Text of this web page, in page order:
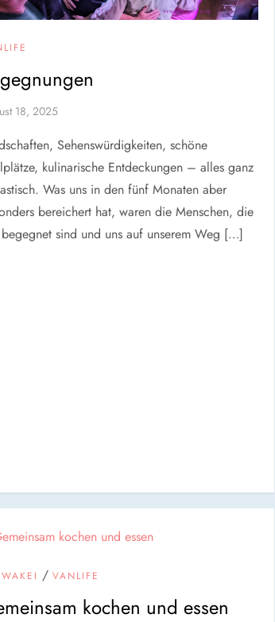
18, 2025
Sehenswürdigkeiten, schöne
kulinarische Entdeckungen – alles ganz
Was uns in den fünf Monaten aber
bereichert hat, waren die Menschen, die
begegnet sind und uns auf unserem Weg […]
/VANLIFE
kochen und essen